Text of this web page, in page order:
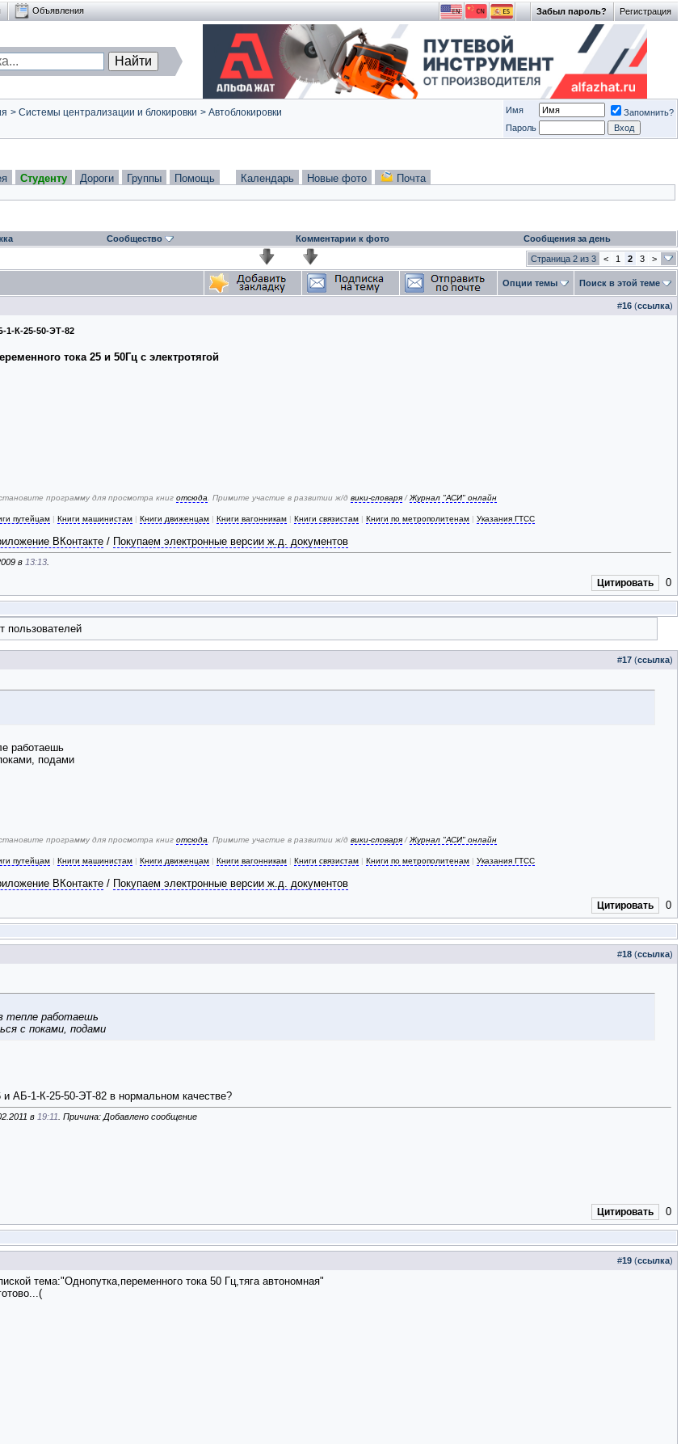
Регистрация
Забыл пароль?
Объявления
> Системы централизации и блокировки > Автоблокировки Имя
Запомнить?
Пароль
Студенту Дороги Группы Помощь Календарь Новые фото Почта
Сообщество Комментарии к фото Сообщения за день
Страница 2 из 3 < 1 2 3 >
Опции темы Поиск в этой теме
#16 (ссылка)
1-К-25-50-ЭТ-82
тока 25 и 50Гц с электротягой
программу для просмотра книг отсюда. Примите участие в развитии ж/д вики-словаря/Журнал "АСИ" онлайн
путейцам | Книги машинистам | Книги движенцам | Книги вагонникам | Книги связистам | Книги по метрополитенам | Указания ГТСС
ВКонтакте / Покупаем электронные версии ж.д. документов
в 13:13
Цитировать 0
пользователей
#17 (ссылка)
работаешь
подами
программу для просмотра книг отсюда . Примите участие в развитии ж/д вики-словаря /Журнал "АСИ" онлайн
путейцам | Книги машинистам | Книги движенцам | Книги вагонникам | Книги связистам | Книги по метрополитенам | Указания ГТСС
ВКонтакте / Покупаем электронные версии ж.д. документов
Цитировать 0
#18 (ссылка)
тепле работаешь
с поками, подами
АБ-1-К-25-50-ЭТ-82 в нормальном качестве?
в 19:11 . Причина: Добавлено сообщение
Цитировать 0
#19 (ссылка)
тема:"Однопутка,переменного тока 50 Гц,тяга автономная"